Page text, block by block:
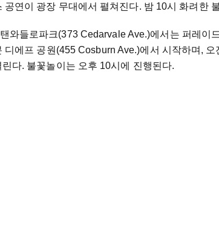
공연이 광장 무대에서 펼쳐진다. 밤 10시 화려한
와들로파크(373 Cedarvale Ave.)에서는 퍼레이
디에프 공원(455 Cosburn Ave.)에서 시작하며,
다. 불꽃놀이는 오후 10시에 진행된다.